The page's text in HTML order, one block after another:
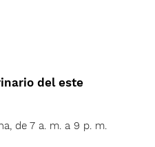
del este
de 7 a. m. a 9 p. m.